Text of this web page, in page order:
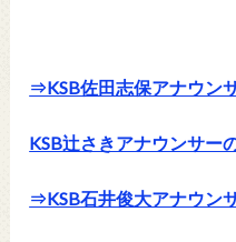
⇒KSB佐田志保アナウン
KSB辻さきアナウンサー
⇒KSB石井俊大アナウン